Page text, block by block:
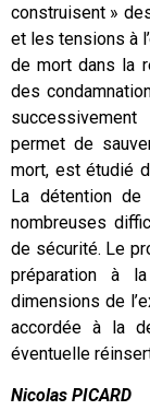
construisent »
et les tensions à
de mort dans la
des
permet de
mort, est étudié
La détention de
nombreuses
de sécurité. Le
préparation à
dimensions de
accordée à la
éventuelle
Nicolas PICARD